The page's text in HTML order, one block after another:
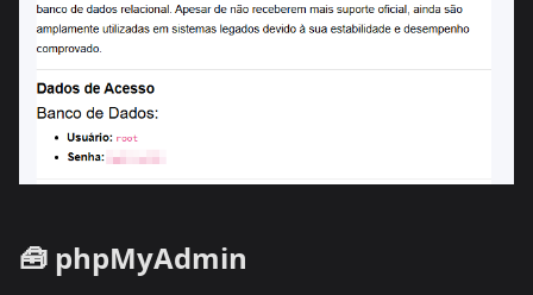
🧰 phpMyAdmin